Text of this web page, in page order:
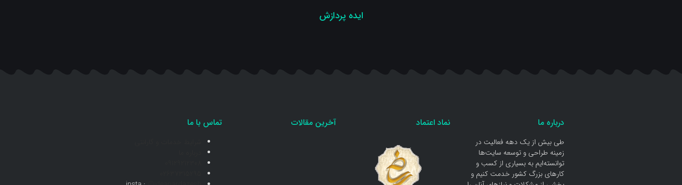
ایده پردازش
درباره ما
طی بیش از یک دهه فعالیت در
زمینه طراحی و توسعه سایت‌ها
توانسته‌ایم به بسیاری از کسب و
کار‌های بزرگ کشور خدمت کنیم و
نماد اعتماد آخرین مقالات تماس با ما